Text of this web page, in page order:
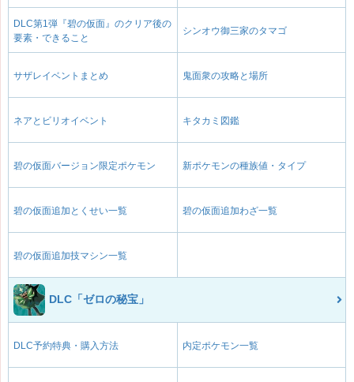
DLC第1弾『碧の仮面』のクリア後の
要素・できること
シンオウ御三家のタマゴ
サザレイベントまとめ 鬼面衆の攻略と場所
ネアとビリオイベント キタカミ図鑑
碧の仮面バージョン限定ポケモン 新ポケモンの種族値・タイプ
碧の仮面追加とくせい一覧 碧の仮面追加わざ一覧
碧の仮面追加技マシン一覧
DLC「ゼロの秘宝」
DLC予約特典・購入方法 内定ポケモン一覧